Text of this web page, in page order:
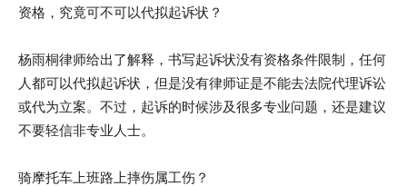
资格，究竟可不可以代拟起诉状？
杨雨桐律师给出了解释，书写起诉状没有资格条件限制，任何
人都可以代拟起诉状，但是没有律师证是不能去法院代理诉讼
或代为立案。不过，起诉的时候涉及很多专业问题，还是建议
不要轻信非专业人士。
骑摩托车上班路上摔伤属工伤？